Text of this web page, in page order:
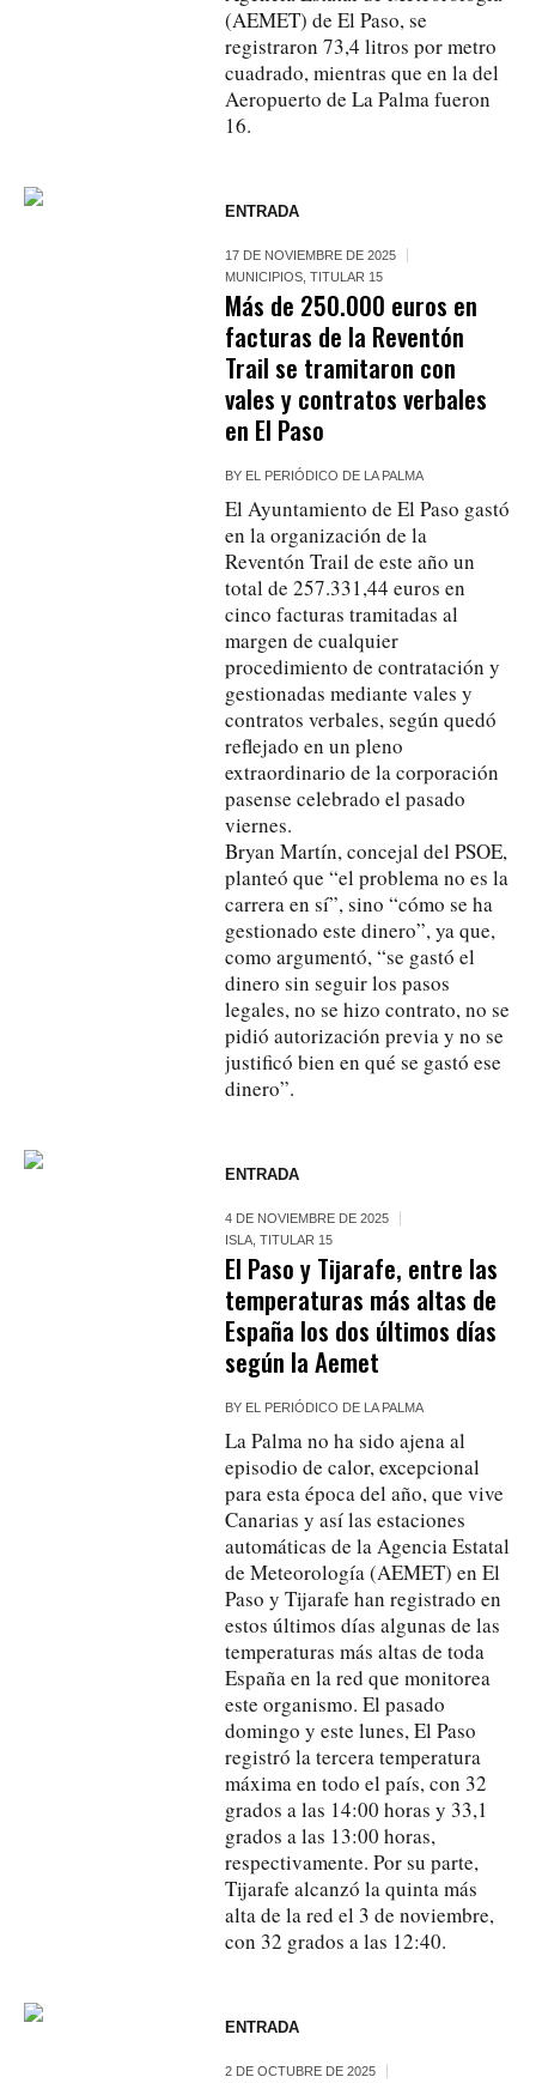
(AEMET) de El Paso, se
registraron 73,4 litros por metro
cuadrado, mientras que en la del
Aeropuerto de La Palma fueron
16.
ENTRADA
17 DE NOVIEMBRE DE 2025
MUNICIPIOS ,TITULAR 15
Más de 250.000 euros en
facturas de la Reventón
Trail se tramitaron con
vales y contratos verbales
en El Paso
BY EL PERIÓDICO DE LA PALMA
El Ayuntamiento de El Paso gastó
en la organización de la
Reventón Trail de este año un
total de 257.331,44 euros en
cinco facturas tramitadas al
margen de cualquier
procedimiento de contratación y
gestionadas mediante vales y
contratos verbales, según quedó
reflejado en un pleno
extraordinario de la corporación
pasense celebrado el pasado
viernes.
Bryan Martín, concejal del PSOE,
planteó que “el problema no es la
carrera en sí”, sino “cómo se ha
gestionado este dinero”, ya que,
como argumentó, “se gastó el
dinero sin seguir los pasos
legales, no se hizo contrato, no se
pidió autorización previa y no se
justificó bien en qué se gastó ese
dinero”.
ENTRADA
4 DE NOVIEMBRE DE 2025
ISLA ,TITULAR 15
El Paso y Tijarafe, entre las
temperaturas más altas de
España los dos últimos días
según la Aemet
BY EL PERIÓDICO DE LA PALMA
La Palma no ha sido ajena al
episodio de calor, excepcional
para esta época del año, que vive
Canarias y así las estaciones
automáticas de la Agencia Estatal
de Meteorología (AEMET) en El
Paso y Tijarafe han registrado en
estos últimos días algunas de las
temperaturas más altas de toda
España en la red que monitorea
este organismo. El pasado
domingo y este lunes, El Paso
registró la tercera temperatura
máxima en todo el país, con 32
grados a las 14:00 horas y 33,1
grados a las 13:00 horas,
respectivamente. Por su parte,
Tijarafe alcanzó la quinta más
alta de la red el 3 de noviembre,
con 32 grados a las 12:40.
ENTRADA
2 DE OCTUBRE DE 2025